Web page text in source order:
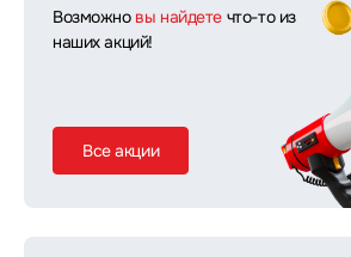
Возможно вы найдете что-то из
наших акций!
Все акции